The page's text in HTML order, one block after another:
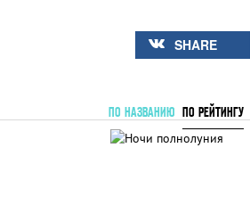
SHARE
ПО НАЗВАНИЮ ПО РЕЙТИНГУ